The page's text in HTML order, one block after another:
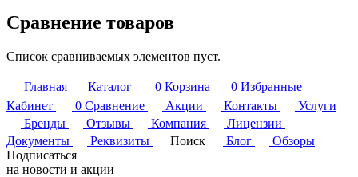
Сравнение товаров
Список сравниваемых элементов пуст.
Главная Каталог 0 Корзина 0 Избранные
Кабинет
0 Сравнение Акции Контакты
Услуги
Бренды
Отзывы Компания
Лицензии
Документы
Реквизиты Поиск Блог
Обзоры
Подписаться
на новости и акции